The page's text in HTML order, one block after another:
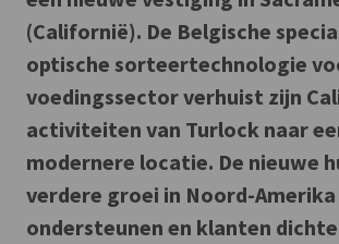
(Californië). De Belgische
optische sorteertechnologie
voedingssector verhuist zijn
activiteiten van Turlock naar
modernere locatie. De nieuwe
verdere groei in Noord-Amerika
ondersteunen en klanten